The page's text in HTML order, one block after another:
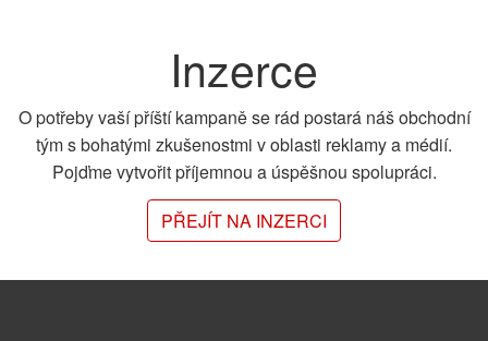
Inzerce
O potřeby vaší příští kampaně se rád postará náš obchodní
tým s bohatými zkušenostmi v oblasti reklamy a médií.
Pojďme vytvořit příjemnou a úspěšnou spolupráci.
PŘEJÍT NA INZERCI